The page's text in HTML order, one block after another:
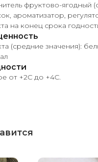
фруктово-ягодный
ароматизатор,
на конец срока
(средние значения):
от +2С до +4С.